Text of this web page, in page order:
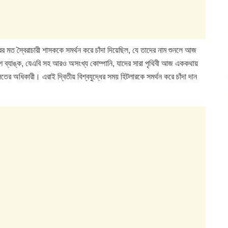
স্বৈরাচারী শাসককে সমর্থন করে চাঁদা দিয়েছিল, যে তাদের নাম শুনলে আজ
ব্যাঙ্ক, যেএবি সহ আরও অসংখ্য কোম্পানি, যাদের সারা পৃথিবী আজ এককথায়
এরাই দ্বিতীয় বিশ্বযুদ্ধের সময় হিটলারকে সমর্থন করে চাঁদা দান